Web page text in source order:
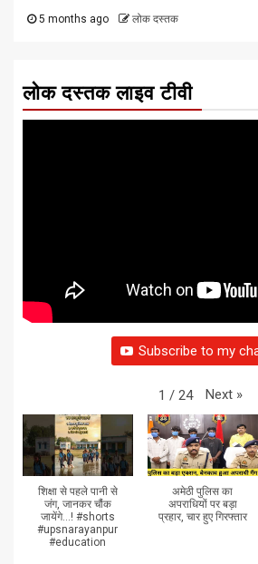
5 months ago लोक दस्तक
लोक दस्तक लाइव टीवी
Subscribe to my
1 / 24 Next »
शिक्षा से पहले पानी से
जंग, जानकर चौंक
जायेंगे...! #shorts
#upsnarayanpur
#education
अमेठी पुलिस का
अपराधियों पर बड़ा
प्रहार, चार हुए गिरफ्तार